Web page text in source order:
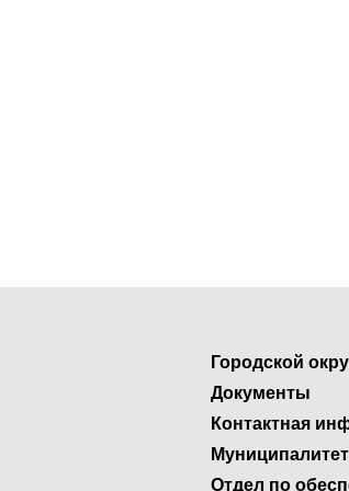
Городской
Документы
Контактная
Муниципалитет
Отдел по